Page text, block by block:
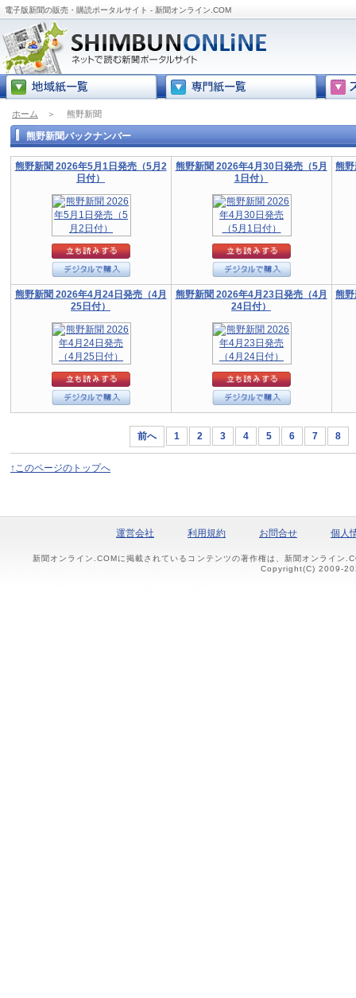
電子版新聞の販売・購読ポータルサイト - 新聞オンライン.COM
ホーム ＞ 熊野新聞
熊野新聞バックナンバー
熊野新聞 2026年5月1日発売（5月2
日付）
熊野新聞 2026年4月30日発売（5月
1日付）
熊
熊野新聞 2026年4月24日発売（4月
25日付）
熊野新聞 2026年4月23日発売（4月
24日付）
熊
前へ 1 2 3 4 5 6 7 8
↑このページのトップへ
運営会社 利用規約 お問合せ 個人
新聞オンライン.COMに掲載されているコンテンツの著作権は、新聞オンライン
Copyright(C) 2009-